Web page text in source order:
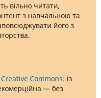
вільно читати,
з навчальною та
його з
Creative Commons: із
— без